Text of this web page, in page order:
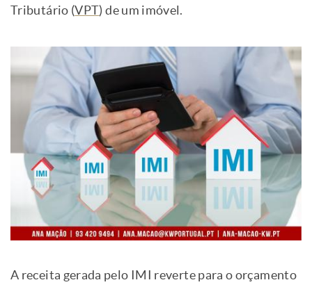
Tributário (VPT) de um imóvel.
A receita gerada pelo IMI reverte para o orçamento